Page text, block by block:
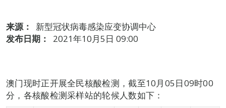
来源：
新型冠状病毒感染应变协调中心
发布日期：
2021年10月5日 09:00
澳门现时正开展全民核酸检测，截至10月05日09时00
分，各核酸检测采样站的轮候人数如下：